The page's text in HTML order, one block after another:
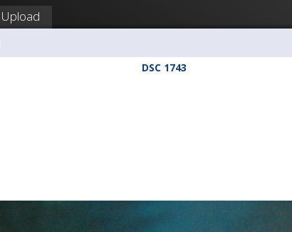
Upload
DSC 1743